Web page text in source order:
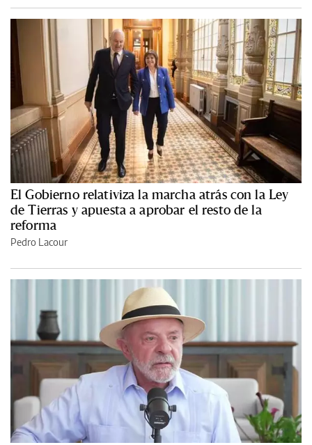
El Gobierno relativiza la marcha atrás con la Ley
de Tierras y apuesta a aprobar el resto de la
reforma
Pedro Lacour